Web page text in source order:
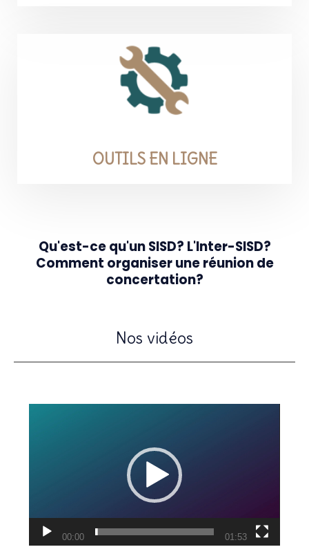
OUTILS EN LIGNE
Qu'est-ce qu'un SISD? L'Inter-SISD?
Comment organiser une réunion de
concertation?
Nos vidéos
00:00 01:53